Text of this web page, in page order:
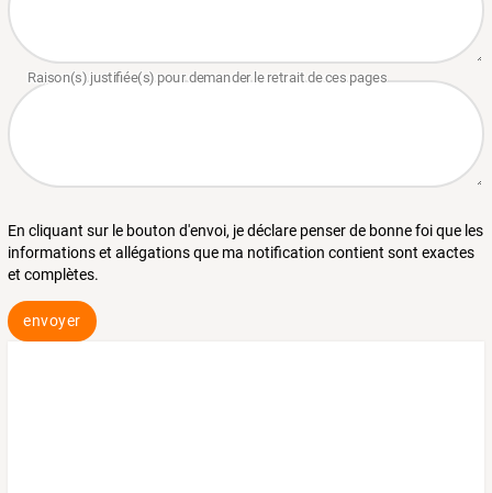
En cliquant sur le bouton d'envoi, je déclare penser de bonne foi que les
informations et allégations que ma notification contient sont exactes
et complètes.
envoyer